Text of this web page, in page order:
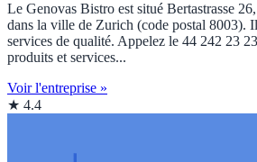
Le Genovas Bistro est situé Bertastrasse
dans la ville de Zurich (code postal 8003).
services de qualité. Appelez le 44 242 23
produits et services...
Voir l'entreprise »
★ 4.4